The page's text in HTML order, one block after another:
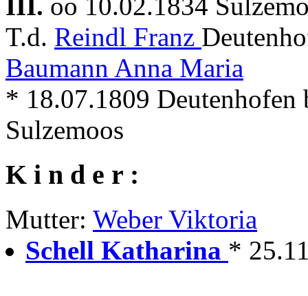
III. oo 10.02.1834
T.d. Reindl Franz
Baumann Anna Maria
* 18.07.1809
Sulzemoos
K i n d e r :
Mutter: Weber Viktoria
Schell Katharina *